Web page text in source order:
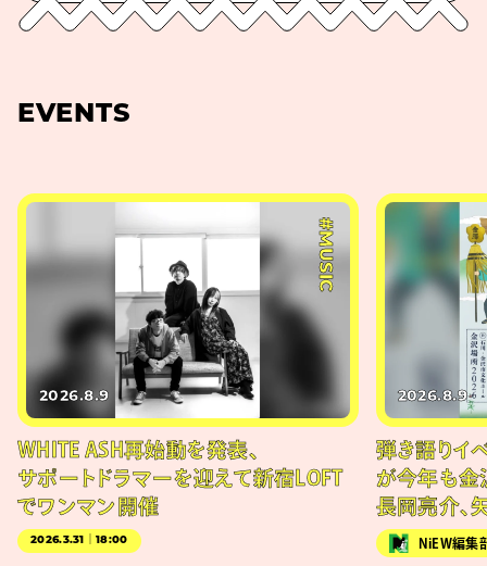
EVENTS
#MUSIC
2026.8.9
WHITE ASH再始動を発表、
サポートドラマーを迎えて新宿LOFT
でワンマン開催
2026.3.31｜18:00
2026.8.9
弾き語りイ
が今年も金
長岡亮介、
NiEW編集